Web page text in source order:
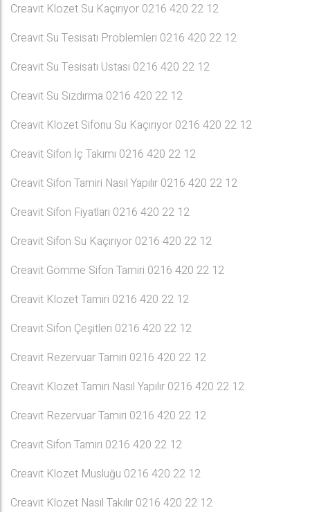
Creavit Klozet Su Kaçırıyor 0216 420 22 12
Creavit Su Tesisatı Problemleri 0216 420 22 12
Creavit Su Tesisatı Ustası 0216 420 22 12
Creavit Su Sızdırma 0216 420 22 12
Creavit Klozet Sifonu Su Kaçırıyor 0216 420 22 12
Creavit Sifon İç Takımı 0216 420 22 12
Creavit Sifon Tamiri Nasıl Yapılır 0216 420 22 12
Creavit Sifon Fiyatları 0216 420 22 12
Creavit Sifon Su Kaçırıyor 0216 420 22 12
Creavit Gömme Sifon Tamiri 0216 420 22 12
Creavit Klozet Tamiri 0216 420 22 12
Creavit Sifon Çeşitleri 0216 420 22 12
Creavit Rezervuar Tamiri 0216 420 22 12
Creavit Klozet Tamiri Nasıl Yapılır 0216 420 22 12
Creavit Rezervuar Tamiri 0216 420 22 12
Creavit Sifon Tamiri 0216 420 22 12
Creavit Klozet Musluğu 0216 420 22 12
Creavit Klozet Nasıl Takılır 0216 420 22 12